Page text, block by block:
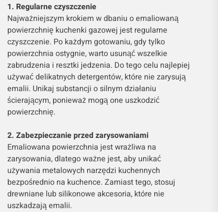
1. Regularne czyszczenie
Najważniejszym krokiem w dbaniu o emaliowaną
powierzchnię kuchenki gazowej jest regularne
czyszczenie. Po każdym gotowaniu, gdy tylko
powierzchnia ostygnie, warto usunąć wszelkie
zabrudzenia i resztki jedzenia. Do tego celu najlepiej
używać delikatnych detergentów, które nie zarysują
emalii. Unikaj substancji o silnym działaniu
ścierającym, ponieważ mogą one uszkodzić
powierzchnię.
2. Zabezpieczanie przed zarysowaniami
Emaliowana powierzchnia jest wrażliwa na
zarysowania, dlatego ważne jest, aby unikać
używania metalowych narzędzi kuchennych
bezpośrednio na kuchence. Zamiast tego, stosuj
drewniane lub silikonowe akcesoria, które nie
uszkadzają emalii.